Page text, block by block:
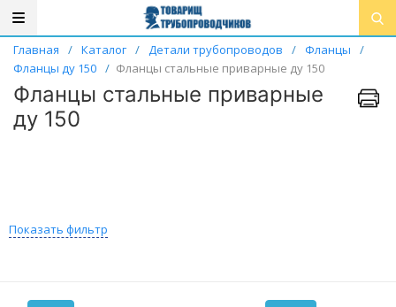
Главная / Каталог / Детали трубопроводов / Фланцы
/
Фланцы ду 150 / Фланцы стальные приварные ду 150
Фланцы стальные приварные
ду 150
Показать фильтр